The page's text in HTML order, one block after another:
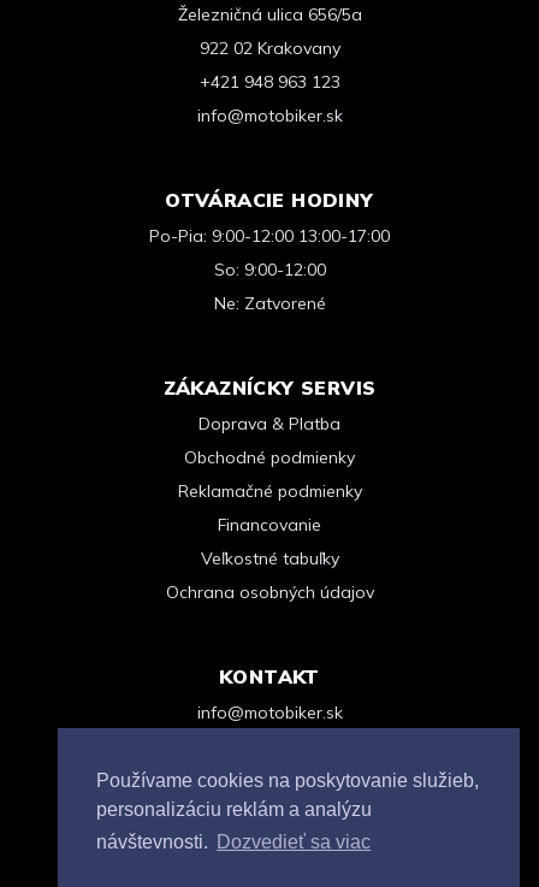
Používame cookies na poskytovanie služieb,
personalizáciu reklám a analýzu
návštevnosti. Dozvedieť sa viac
Železničná ulica 656/5a
922 02 Krakovany
+421 948 963 123
info@motobiker.sk
OTVÁRACIE HODINY
Po-Pia: 9:00-12:00 13:00-17:00
So: 9:00-12:00
Ne: Zatvorené
ZÁKAZNÍCKY SERVIS
Doprava & Platba
Obchodné podmienky
Reklamačné podmienky
Financovanie
Veľkostné tabuľky
Ochrana osobných údajov
KONTAKT
info@motobiker.sk
Kontaktný formulár